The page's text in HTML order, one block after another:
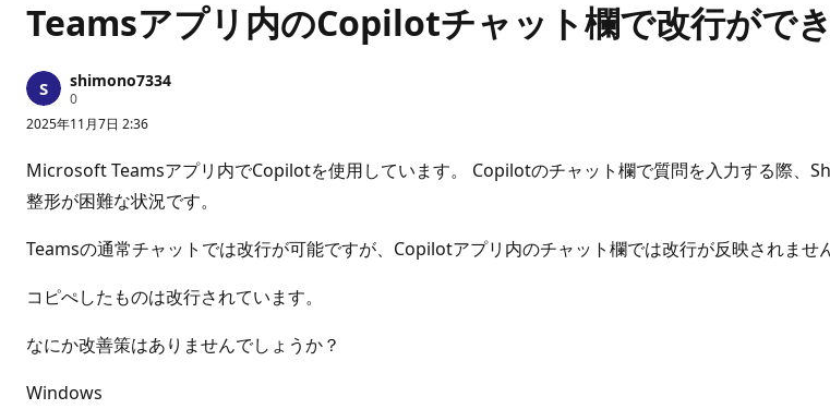
ス
キ
プ
Teamsアプリ内のCopilotチャット欄で改行がで
shimono7334
0評
価
の
イ
ン
ト
2025年11月7日 2:36
Microsoft Teamsアプリ内でCopilotを使用しています。 Copilotのチャット欄で質問を入力する際、
整形が困難な状況です。
Teamsの通常チャットでは改行が可能ですが、Copilotアプリ内のチャット欄では改行が反映されませ
コピぺしたものは改行されています。
なにか改善策はありませんでしょうか？
Windows